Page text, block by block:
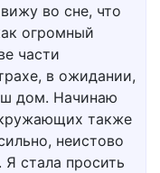
во сне, что
огромный
части
в ожидании,
дом. Начинаю
также
неистово
стала просить